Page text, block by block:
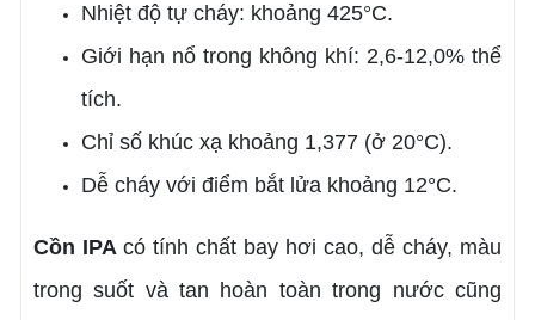
Nhiệt độ tự cháy: khoảng 425°C.
Giới hạn nổ trong không khí: 2,6-12,0% thể
tích.
Chỉ số khúc xạ khoảng 1,377 (ở 20°C).
Dễ cháy với điểm bắt lửa khoảng 12°C.
Cồn IPA có tính chất bay hơi cao, dễ cháy, màu
trong suốt và tan hoàn toàn trong nước cũng